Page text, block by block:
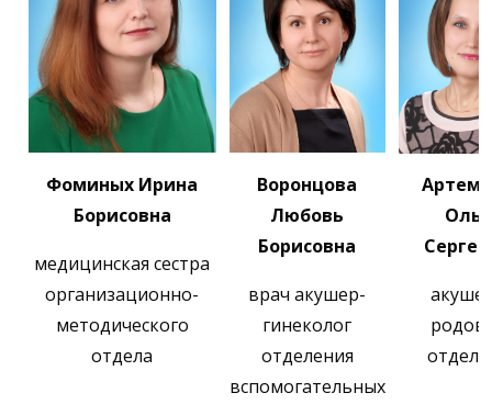
Фоминых Ирина
Борисовна
медицинская сестра
организационно-
методического
отдела
Воронцова
Любовь
Борисовна
врач акушер-
гинеколог
отделения
вспомогательных